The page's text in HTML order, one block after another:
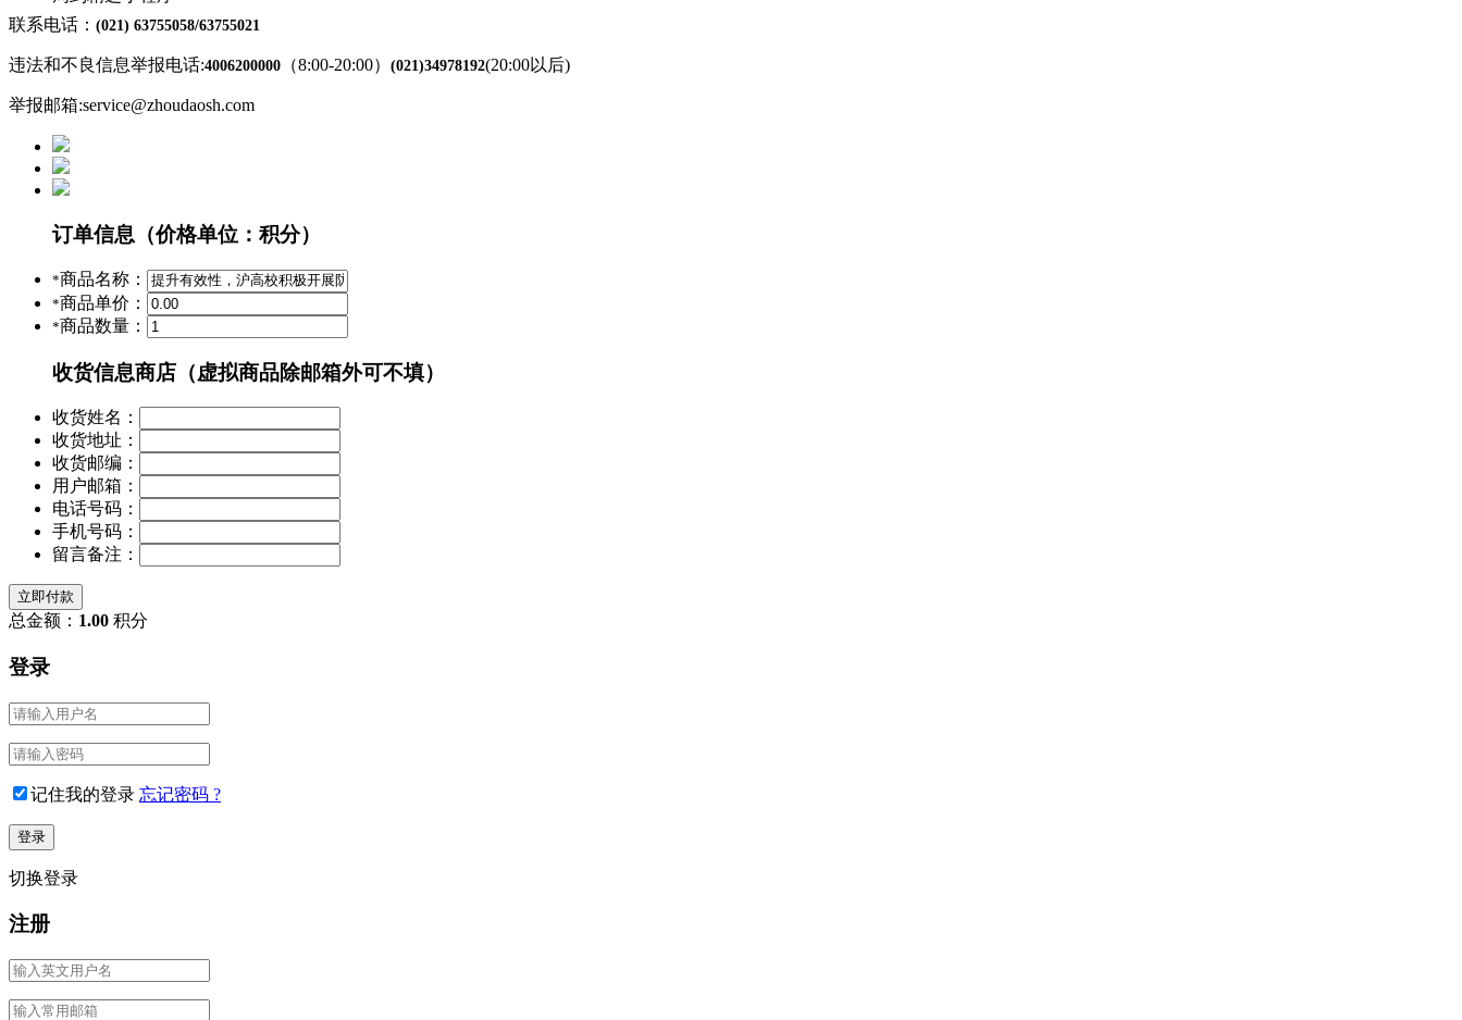
联系电话： (021) 63755058/63755021
违法和不良信息举报电话:4006200000 （8:00-20:00） (021)34978192(20:00以后)
举报邮箱:service@zhoudaosh.com
订单信息 （价格单位：积分）
*商品名称：
*商品单价：
*商品数量：
收货信息商店（虚拟商品除邮箱外可不填）
收货姓名：
收货地址：
收货邮编：
用户邮箱：
电话号码：
手机号码：
留言备注：
立即付款
总金额： 1.00 积分
登录
记住我的登录 忘记密码 ?
切换登录
注册